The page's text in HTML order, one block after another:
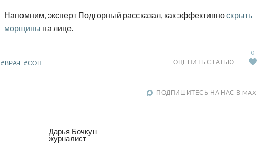
Напомним, эксперт Подгорный рассказал, как эффективноскрыть
морщины на лице.
#ВРАЧ #СОН ОЦЕНИТЬ СТАТЬЮ
0
ПОДПИШИТЕСЬ НА НАС В MAX
Дарья Бочкун
журналист